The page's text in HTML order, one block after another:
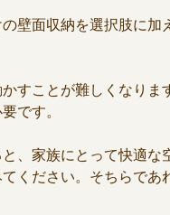
壁面収納を選択肢に加
すことが難しくなりま
です。
、家族にとって快適な
ください。そちらで